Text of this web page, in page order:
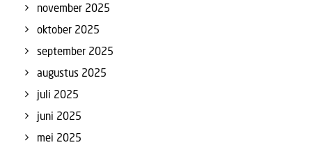
november 2025
oktober 2025
september 2025
augustus 2025
juli 2025
juni 2025
mei 2025